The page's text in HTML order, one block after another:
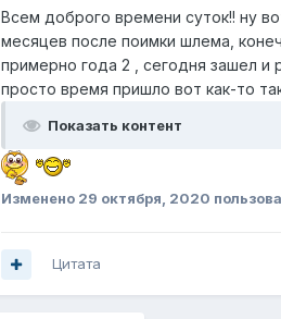
Всем доброго времени суток!! ну
месяцев после поимки шлема,
примерно года 2 , сегодня зашел и
просто время пришло вот как-то
Показать контент
Изменено 29 октября, 2020
Цитата